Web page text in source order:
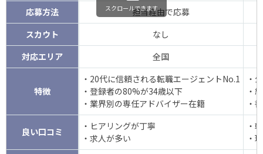
応募方法
担当経由で応募
スカウト
なし
対応エリア
全国
特徴
・20代に信頼される転職エージェントNo.1
・登録者の80%が34歳以下
・業界別の専任アドバイザー在籍
・
・
・
良い口コミ
・ヒアリングが丁寧
・求人が多い
・
・
スクロールできます